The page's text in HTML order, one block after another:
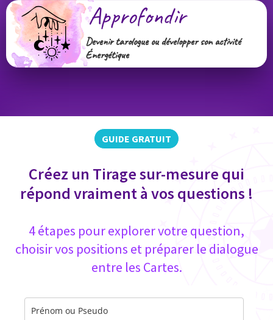
Approfondir
Devenir tarologue ou développer son activité
Énergétique
GUIDE GRATUIT
Créez un Tirage sur-mesure qui
répond vraiment à vos questions !
4 étapes pour explorer votre question,
choisir vos positions et préparer le dialogue
entre les Cartes.